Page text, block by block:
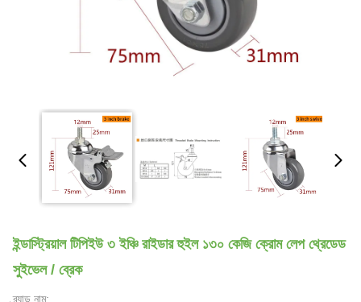
ইন্ডাস্ট্রিয়াল টিপিইউ ৩ ইঞ্চি রাইডার হুইল ১৩০ কেজি ক্রোম লেপ থ্রেডেড
সুইভেল / ব্রেক
ব্র্যান্ড নাম: